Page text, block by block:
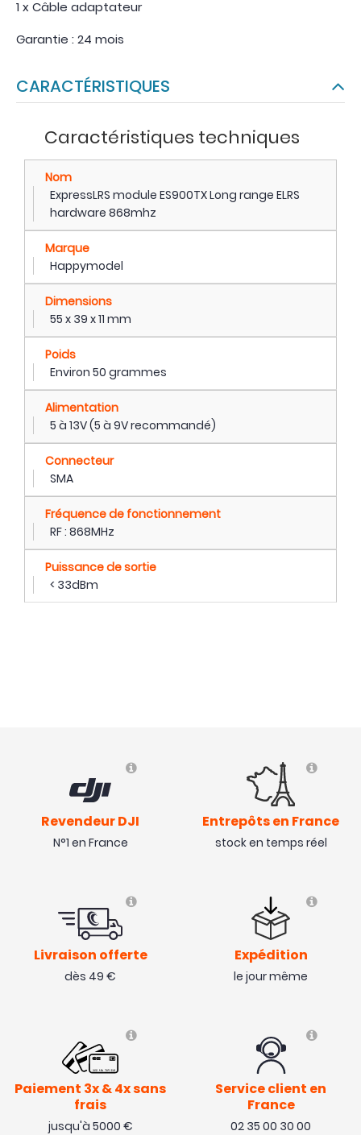
1 x Câble adaptateur
Garantie : 24 mois
CARACTÉRISTIQUES
Caractéristiques techniques
Nom
ExpressLRS module ES900TX Long range ELRS
hardware 868mhz
Marque
Happymodel
Dimensions
55 x 39 x 11 mm
Poids
Environ 50 grammes
Alimentation
5 à 13V (5 à 9V recommandé)
Connecteur
SMA
Fréquence de fonctionnement
RF : 868MHz
Puissance de sortie
< 33dBm
Revendeur DJI
N°1 en France
Entrepôts en France
stock en temps réel
Livraison offerte
dès 49 €
Expédition
le jour même
Paiement 3x & 4x sans
frais
jusqu'à 5000 €
Service client en
France
02 35 00 30 00